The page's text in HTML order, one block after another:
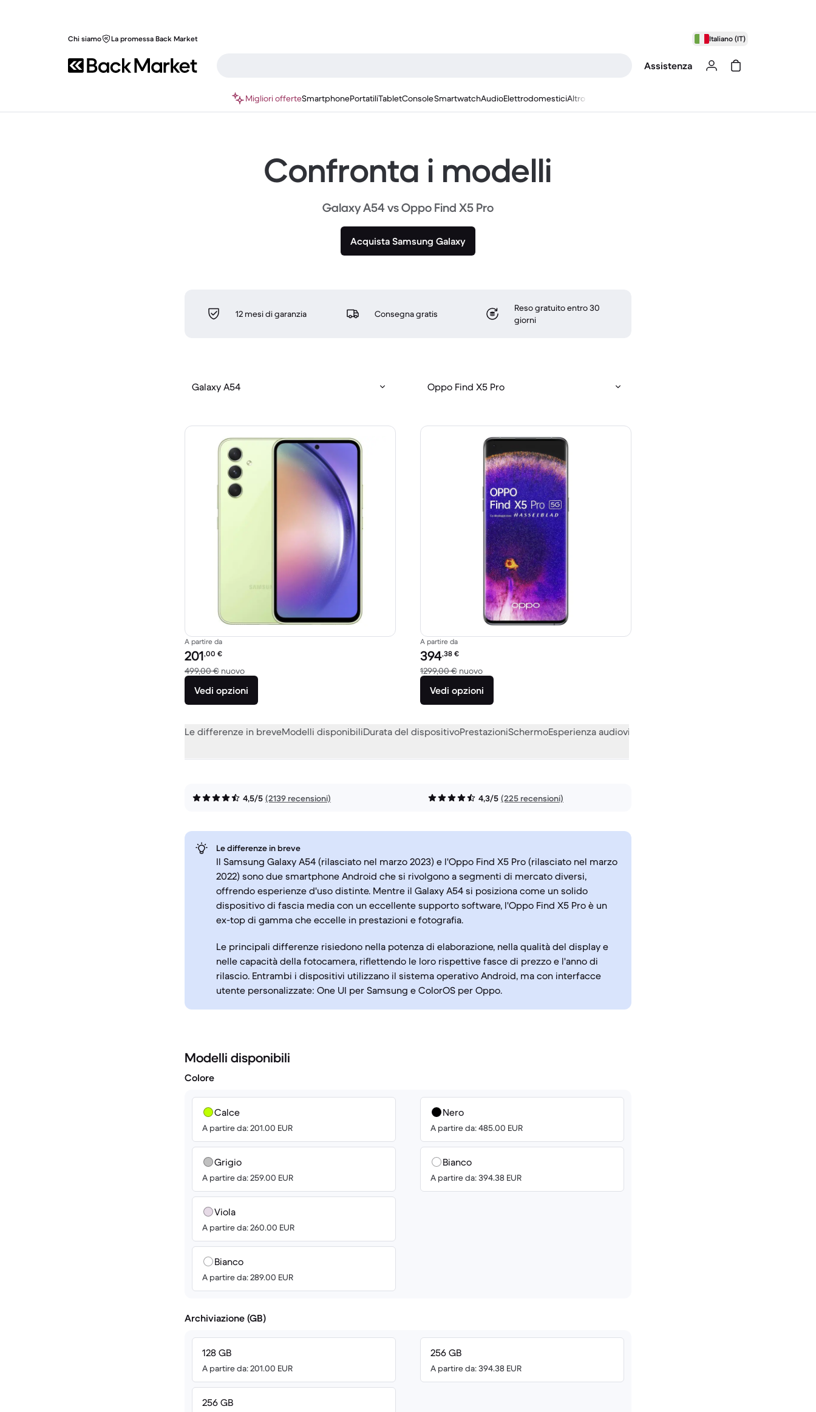
Chi siamo La promessa Back Market Italiano (IT)
Assistenza
Migliori offerteSmartphonePortatiliTabletConsoleSmartwatchAudioElettrodomesticiAltro
Confronta i modelli
Galaxy A54 vs Oppo Find X5 Pro
Acquista Samsung Galaxy
12 mesi di garanzia Consegna gratis
Reso gratuito entro 30
giorni
Galaxy A54 Oppo Find X5 Pro
A partire da
Prezzo del ricondizionato:
201,00 €
499,00 € nuovoRispetto a 499,00 € del nuovo
Vedi opzioni
A partire da
Prezzo del ricondizionato:
394,38 €
1299,00 € nuovoRispetto a 1299,00 € del nuovo
Vedi opzioni
Le differenze in breveModelli disponibiliDurata del dispositivoPrestazioniSchermoEsperienza audiovisiva
4,5/5 (2139 recensioni) 4,3/5 (225 recensioni)
Le differenze in breve
Il Samsung Galaxy A54 (rilasciato nel marzo 2023) e l'Oppo Find X5 Pro (rilasciato nel marzo
2022) sono due smartphone Android che si rivolgono a segmenti di mercato diversi,
offrendo esperienze d'uso distinte. Mentre il Galaxy A54 si posiziona come un solido
dispositivo di fascia media con un eccellente supporto software, l'Oppo Find X5 Pro è un
ex-top di gamma che eccelle in prestazioni e fotografia.
Le principali differenze risiedono nella potenza di elaborazione, nella qualità del display e
nelle capacità della fotocamera, riflettendo le loro rispettive fasce di prezzo e l'anno di
rilascio. Entrambi i dispositivi utilizzano il sistema operativo Android, ma con interfacce
utente personalizzate: One UI per Samsung e ColorOS per Oppo.
Modelli disponibili
Colore
Calce
A partire da: 201.00 EUR
Grigio
A partire da: 259.00 EUR
Viola
A partire da: 260.00 EUR
Bianco
A partire da: 289.00 EUR
Nero
A partire da: 485.00 EUR
Bianco
A partire da: 394.38 EUR
Archiviazione (GB)
128 GB
A partire da: 201.00 EUR
256 GB
256 GB
A partire da: 394.38 EUR